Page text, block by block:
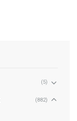
(5)
(882)